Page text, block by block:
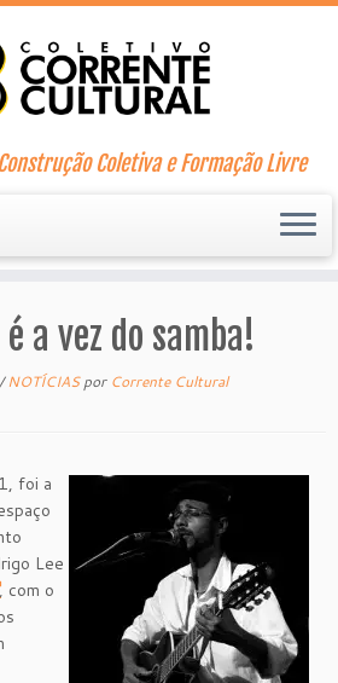
Coletiva e Formação Livre
a vez do samba!
/NOTÍCIASpor Corrente Cultural
foi a
Lee
, com o